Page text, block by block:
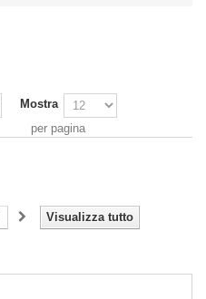
Mostra
per pagina
Visualizza tutto